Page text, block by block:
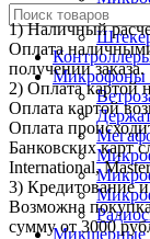
Микрофоны
Микшерные
1) Наличный
Оплата
получении заказа.
2) Оплата картой
Оплата картой
Оплата
Банковских карт
International,
3) Кредитование и
Возможна
сумму от 3000